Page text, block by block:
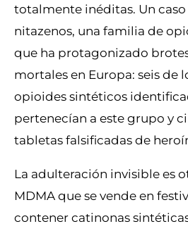
totalmente inéditas. Un
nitazenos, una familia de
que ha protagonizado
mortales en Europa: seis de
opioides sintéticos
pertenecían a este grupo y
tabletas falsificadas de
La adulteración invisible es
MDMA que se vende en
contener catinonas